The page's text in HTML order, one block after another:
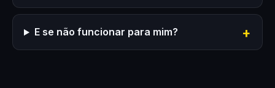
E se não funcionar para mim?